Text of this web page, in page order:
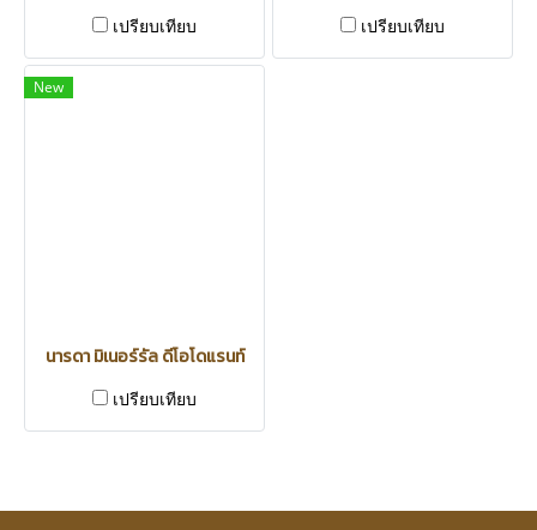
เปรียบเทียบ
เปรียบเทียบ
New
นารดา มิเนอร์รัล ดีโอโดแรนท์
เปรียบเทียบ